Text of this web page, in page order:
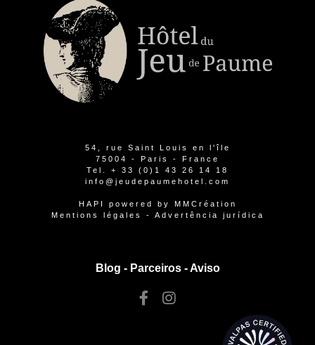
54, rue Saint Louis en l'île
75004 - Paris - France
Tel. + 33 (0)1 43 26 14 18
info@jeudepaumehotel.com
HAPI powered by MMCréation
Mentions légales
- Advertência jurídica
Blog - Parceiros-Aviso